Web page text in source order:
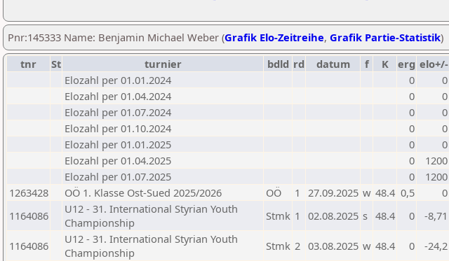
Pnr:145333 Name: Benjamin Michael Weber (Grafik Elo-Zeitreihe, Grafik Partie-Statistik)
tnr
St turnier bdld rd datum f K erg elo+/-
Elozahl per 01.01.2024
0
0
Elozahl per 01.04.2024
0
0
Elozahl per 01.07.2024
0
0
Elozahl per 01.10.2024
0
0
Elozahl per 01.01.2025
0
0
Elozahl per 01.04.2025
0
1200
Elozahl per 01.07.2025
0
1200
1263428
OÖ 1. Klasse Ost-Sued 2025/2026 OÖ 1 27.09.2025 w 48.4 0,5 0
1164086
U12 - 31. International Styrian Youth
Championship
Stmk 1 02.08.2025 s 48.4 0 -8,71
1164086
U12 - 31. International Styrian Youth
Championship
Stmk 2 03.08.2025 w 48.4 0 -24,2